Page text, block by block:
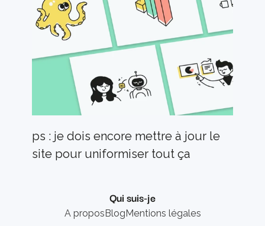
ps : je dois encore mettre à jour le
site pour uniformiser tout ça
Qui suis-je
A proposBlogMentions légales